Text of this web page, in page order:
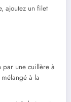
ajoutez un filet
par une cuillère à
à la